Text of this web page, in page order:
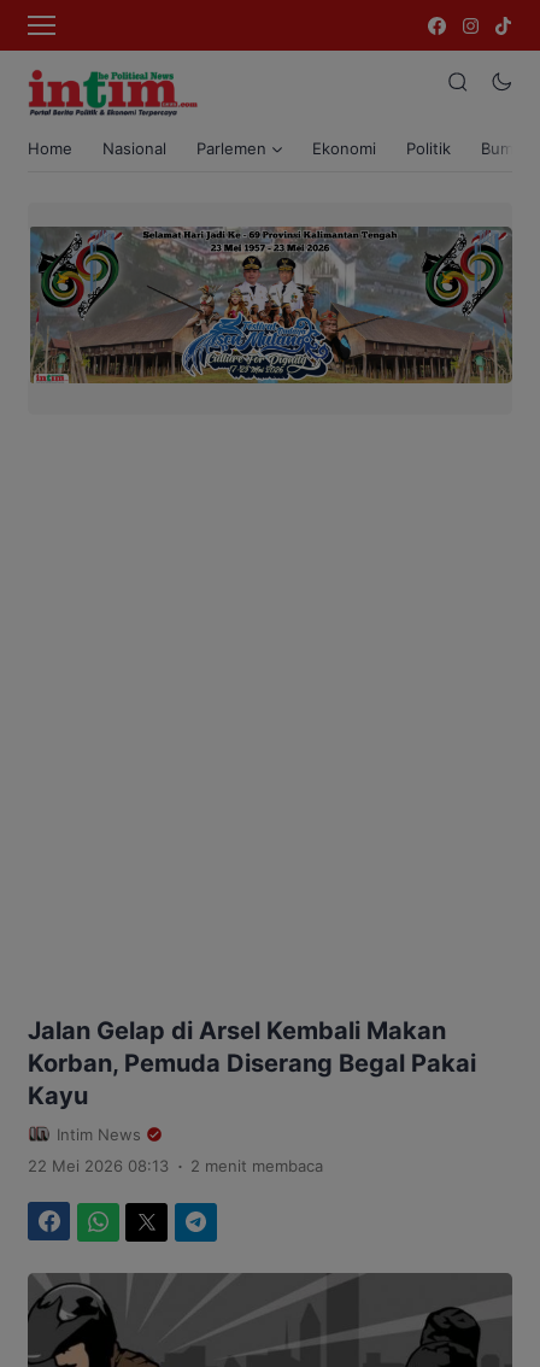
Home Nasional Parlemen Ekonomi Politik Bumi
Jalan Gelap di Arsel Kembali Makan
Korban, Pemuda Diserang Begal Pakai
Kayu
Intim News
22 Mei 2026 08:13 . 2 menit membaca